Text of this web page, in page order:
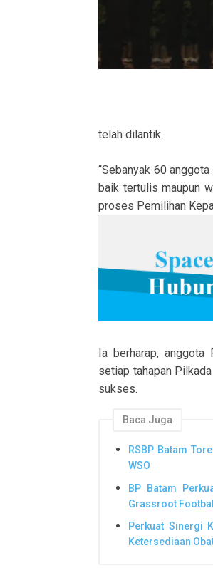
telah dilantik.
“Sebanyak 60
baik tertulis maupun
proses Pemilihan
Ia berharap,
setiap tahapan
sukses.
Baca Juga
RSBP Batam
WSO
BP Batam
Grassroot
Perkuat Sinergi
Ketersediaan